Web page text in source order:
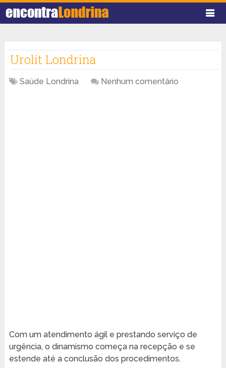
Urolit Londrina
Saúde Londrina Nenhum comentário
Com um atendimento ágil e prestando serviço de
urgência, o dinamismo começa na recepção e se
estende até a conclusão dos procedimentos.